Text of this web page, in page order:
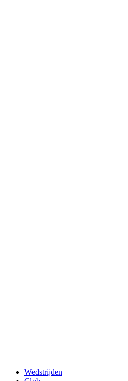
Wedstrijden